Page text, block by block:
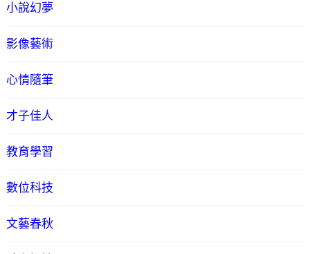
小說幻夢
影像藝術
心情隨筆
才子佳人
教育學習
數位科技
文藝春秋